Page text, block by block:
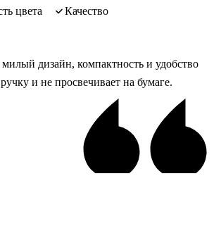
цвета качество
милый дизайн, компактность и удобство
и не просвечивает на бумаге.